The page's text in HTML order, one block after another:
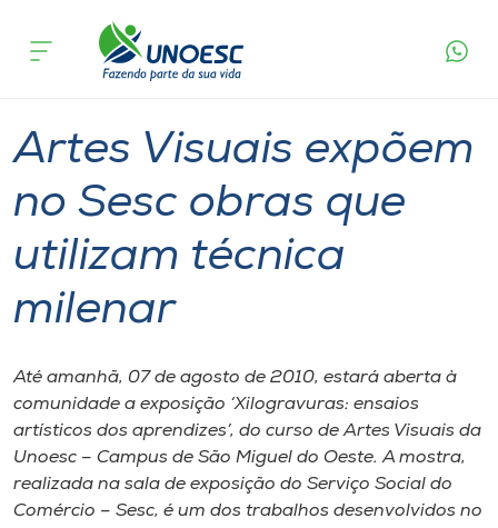
Cursos
Pesquisa
Atendimento ao Estudante
Portal de Ensino
A
Internacionalização
acontece
Artes Visuais expõem
no Sesc obras que
utilizam técnica
milenar
Até amanhã, 07 de agosto de 2010, estará aberta à
comunidade a exposição ‘Xilogravuras: ensaios
artísticos dos aprendizes’, do curso de Artes Visuais da
Unoesc – Campus de São Miguel do Oeste. A mostra,
realizada na sala de exposição do Serviço Social do
Comércio – Sesc, é um dos trabalhos desenvolvidos no